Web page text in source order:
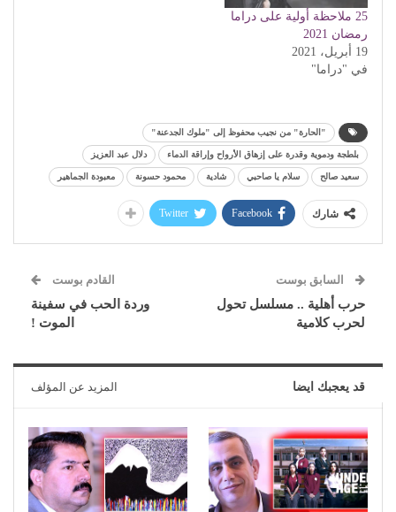
25 ملاحظة أولية على دراما
رمضان 2021
19 أبريل، 2021
في "دراما"
"الحارة" من نجيب محفوظ إلى "ملوك الجدعنة"
بلطجة ودموية وقدرة على إزهاق الأرواح وإراقة الدماء دلال عبد العزيز
سعيد صالح سلام يا صاحبي شادية محمود حسونة معبودة الجماهير
شارك Facebook
Twitter
السابق بوست
حرب أهلية .. مسلسل تحول
لحرب كلامية
القادم بوست
وردة الحب في سفينة
الموت !
قد يعجبك ايضا المزيد عن المؤلف